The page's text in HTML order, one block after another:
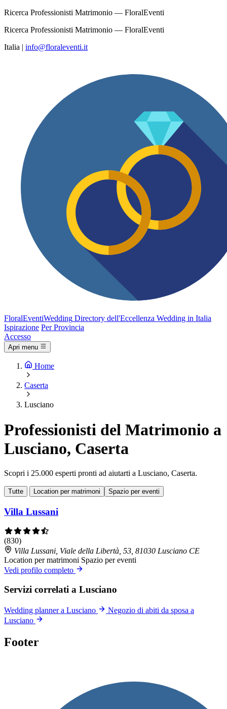
Ricerca Professionisti Matrimonio — FloralEventi
Ricerca Professionisti Matrimonio — FloralEventi
Italia | info@floraleventi.it
FloralEventiWedding Directory dell'Eccellenza Wedding in Italia
Ispirazione Per Provincia
Accesso
Apri menu
Home
Caserta
Lusciano
Professionisti del Matrimonio a
Lusciano, Caserta
Scopri i 25.000 esperti pronti ad aiutarti a Lusciano, Caserta.
Tutte Location per matrimoni Spazio per eventi
Villa Lussani
(830)
Villa Lussani, Viale della Libertà, 53, 81030 Lusciano CE
Location per matrimoni Spazio per eventi
Vedi profilo completo
Servizi correlati a Lusciano
Wedding planner a Lusciano
Negozio di abiti da sposa a
Lusciano
Footer